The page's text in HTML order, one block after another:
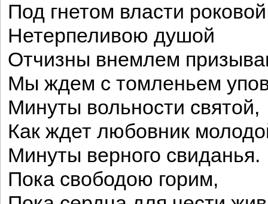
Под гнетом власти роковой
Нетерпеливою душой
Отчизны внемлем
Мы ждем с томленьем
Минуты вольности святой,
Как ждет любовник
Минуты верного свиданья.
Пока свободою горим,